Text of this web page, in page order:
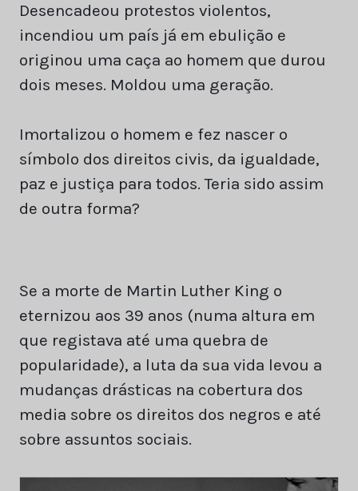
Desencadeou protestos violentos,
incendiou um país já em ebulição e
originou uma caça ao homem que durou
dois meses. Moldou uma geração.
Imortalizou o homem e fez nascer o
símbolo dos direitos civis, da igualdade,
paz e justiça para todos. Teria sido assim
de outra forma?
Se a morte de Martin Luther King o
eternizou aos 39 anos (numa altura em
que registava até uma quebra de
popularidade), a luta da sua vida levou a
mudanças drásticas na cobertura dos
media sobre os direitos dos negros e até
sobre assuntos sociais.